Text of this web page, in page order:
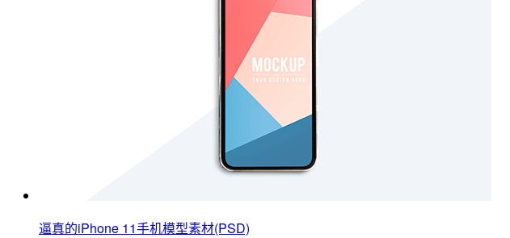
逼真的iPhone 11手机模型素材(PSD)